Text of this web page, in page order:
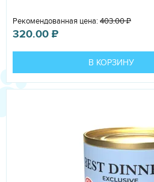
Рекомендованная цена: 403.00₽
320.00₽
В КОРЗИНУ